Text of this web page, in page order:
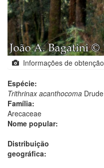
Informações de obtenção
Espécie:
Trithrinax acanthocoma Drude
Família:
Arecaceae
Nome popular:
Distribuição
geográfica: